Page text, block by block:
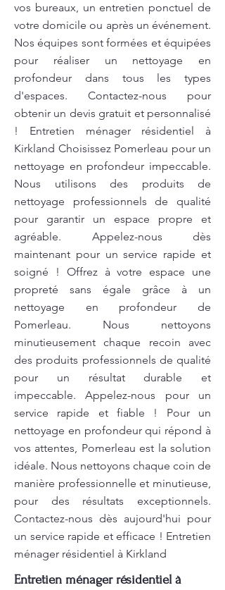
vos bureaux, un entretien ponctuel de
votre domicile ou après un événement.
Nos équipes sont formées et équipées
pour réaliser un nettoyage en
profondeur dans tous les types
d'espaces. Contactez-nous pour
obtenir un devis gratuit et personnalisé
! Entretien ménager résidentiel à
Kirkland Choisissez Pomerleau pour un
nettoyage en profondeur impeccable.
Nous utilisons des produits de
nettoyage professionnels de qualité
pour garantir un espace propre et
agréable. Appelez-nous dès
maintenant pour un service rapide et
soigné ! Offrez à votre espace une
propreté sans égale grâce à un
nettoyage en profondeur de
Pomerleau. Nous nettoyons
minutieusement chaque recoin avec
des produits professionnels de qualité
pour un résultat durable et
impeccable. Appelez-nous pour un
service rapide et fiable ! Pour un
nettoyage en profondeur qui répond à
vos attentes, Pomerleau est la solution
idéale. Nous nettoyons chaque coin de
manière professionnelle et minutieuse,
pour des résultats exceptionnels.
Contactez-nous dès aujourd'hui pour
un service rapide et efficace ! Entretien
ménager résidentiel à Kirkland
Entretien ménager résidentiel à